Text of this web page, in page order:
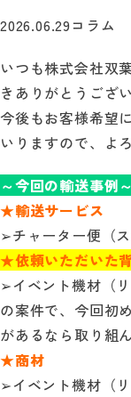
月
自動見積り
お問い合わせ
2026.06.29コラム
いつも株式会社双
きありがとうござ
今後もお客様希望
いりますので、よ
～今回の輸送事例～
★輸送サービス
➢チャーター便（ス
★依頼いただいた
➢イベント機材（
の案件で、今回初
があるなら取り組
★商材
➢イベント機材（リ